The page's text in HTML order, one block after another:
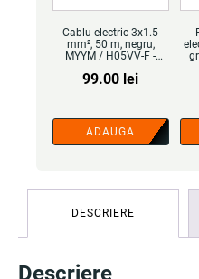
Cablu electric 3x1.5
mm², 50 m, negru,
MYYM / H05VV-F -
99.00 lei
ADAUGA
DESCRIERE
Descriere